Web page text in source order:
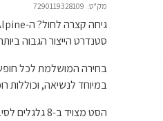
מק"ט: 7290119328109
סטנדרט הייצור הגבוה
במיוחד לנשיאה, וכוללות